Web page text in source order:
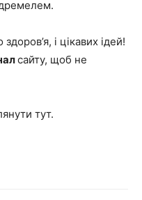
і цікавих ідей!
сайту, щоб не
тут.